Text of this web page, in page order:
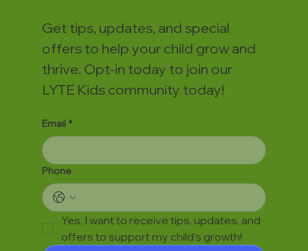
Get tips, updates, and special
offers to help your child grow and
thrive. Opt-in today to join our
LYTE Kids community today!
Email *
Phone
Yes, I want to receive tips, updates, and
offers to support my child’s growth!